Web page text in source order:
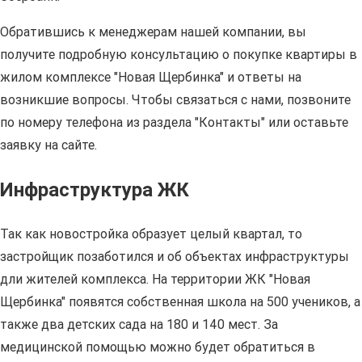
Обратившись к менеджерам нашей компании, вы
получите подробную консультацию о покупке квартиры в
жилом комплексе "Новая Щербинка" и ответы на
возникшие вопросы. Чтобы связаться с нами, позвоните
по номеру телефона из раздела "Контакты" или оставьте
заявку на сайте.
Инфраструктура ЖК
Так как новостройка образует целый квартал, то
застройщик позаботился и об объектах инфраструктуры
дли жителей комплекса. На территории ЖК "Новая
Щербинка" появятся собственная школа на 500 учеников, а
также два детских сада на 180 и 140 мест. За
медицинской помощью можно будет обратиться в